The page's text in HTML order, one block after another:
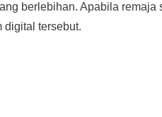
berlebihan. Apabila remaja
digital tersebut.